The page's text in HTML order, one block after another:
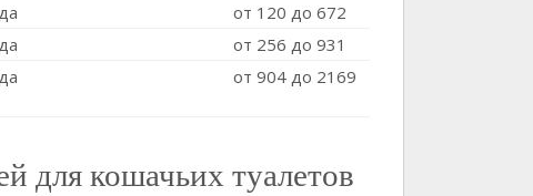
от 120 до 672
от 256 до 931
от 904 до 2169
для кошачьих туалетов